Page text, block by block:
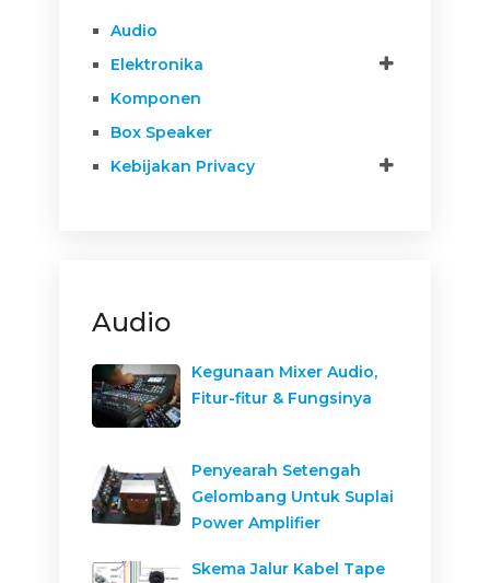
Audio
Elektronika
Komponen
Box Speaker
Kebijakan Privacy
Audio
Kegunaan Mixer Audio,
Fitur-fitur & Fungsinya
Penyearah Setengah
Gelombang Untuk Suplai
Power Amplifier
Skema Jalur Kabel Tape